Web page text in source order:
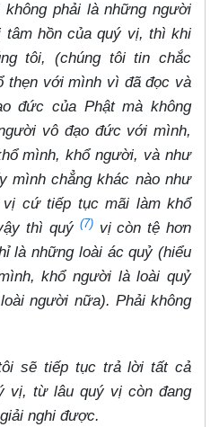
phải là những người
hồn của quý vị, thì khi
tôi, (chúng tôi tin chắc
thẹn với mình vì đã đọc và
đức của Phật mà không
vô đạo đức với mình,
mình, khổ người, và như
mình chẳng khác nào như
cứ tiếp tục mãi làm khổ
thì quý (7)vị còn tệ hơn
là những loài ác quỷ (hiểu
khổ người là loài quỷ
người nữa). Phải không
sẽ tiếp tục trả lời tất cả
vị, từ lâu quý vị còn đang
nghi được.